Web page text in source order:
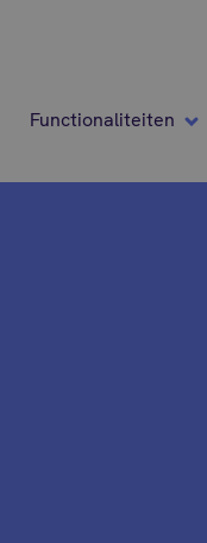
Functionaliteiten